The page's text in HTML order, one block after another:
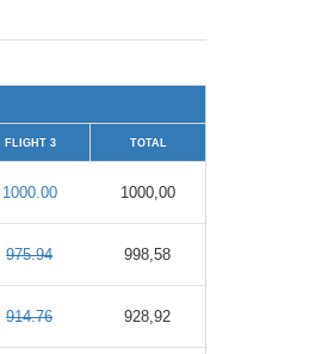
FLIGHT 3 TOTAL
1000.00 1000,00
975.94 998,58
914.76 928,92